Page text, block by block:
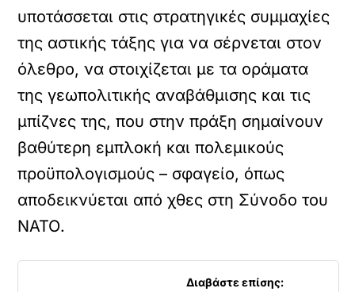
υποτάσσεται στις στρατηγικές συμμαχίες
της αστικής τάξης για να σέρνεται στον
όλεθρο, να στοιχίζεται με τα οράματα
της γεωπολιτικής αναβάθμισης και τις
μπίζνες της, που στην πράξη σημαίνουν
βαθύτερη εμπλοκή και πολεμικούς
προϋπολογισμούς – σφαγείο, όπως
αποδεικνύεται από χθες στη Σύνοδο του
ΝΑΤΟ.
Διαβάστε επίσης: